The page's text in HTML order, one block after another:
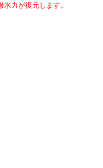
力が復元します。